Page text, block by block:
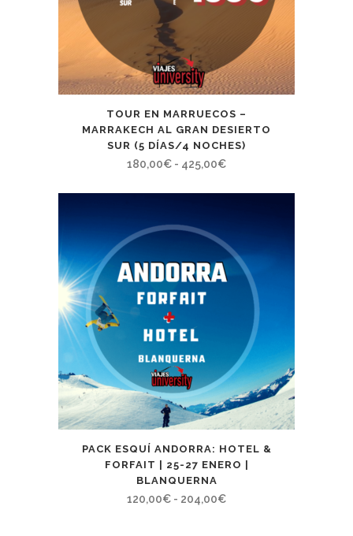
TOUR EN MARRUECOS –
MARRAKECH AL GRAN DESIERTO
SUR (5 DÍAS/4 NOCHES)
180,00€ - 425,00€Rango
180,00€
hasta
425,00€
PACK ESQUÍ ANDORRA: HOTEL &
FORFAIT | 25-27 ENERO |
BLANQUERNA
120,00€ - 204,00€Rango